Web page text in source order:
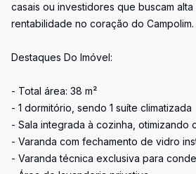
casais ou investidores que buscam
rentabilidade no coração do Campolim.
Destaques Do Imóvel:
- Total área: 38 m²
- 1 dormitório, sendo 1 suíte climatizada
- Sala integrada à cozinha, otimizando
- Varanda com fechamento de vidro
- Varanda técnica exclusiva para